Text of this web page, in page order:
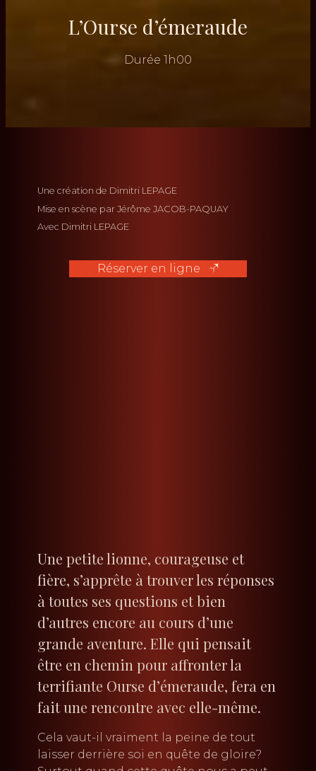
L’Ourse d’émeraude
Durée 1h00
Une création de Dimitri LEPAGE
Mise en scène par Jérôme JACOB-PAQUAY
Avec Dimitri LEPAGE
Réserver en ligne
Une petite lionne, courageuse et
fière, s’apprête à trouver les réponses
à toutes ses questions et bien
d’autres encore au cours d’une
grande aventure. Elle qui pensait
être en chemin pour affronter la
terrifiante Ourse d’émeraude, fera en
fait une rencontre avec elle-même.
Cela vaut-il vraiment la peine de tout
laisser derrière soi en quête de gloire?